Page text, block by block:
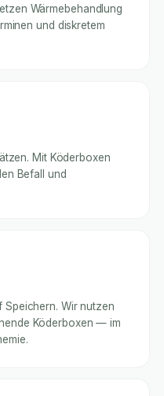
Wärmebehandlung
und diskretem
Mit Köderboxen
Befall und
Speichern. Wir nutzen
Köderboxen — im